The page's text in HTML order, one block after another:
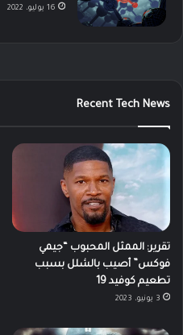
16 يوليو، 2022
Recent Tech News
تقرير: الممثل المحبوب “جيمي
فوكس” أصيب بالشلل بسبب
تطعيم كوفيد 19
3 يونيو، 2023